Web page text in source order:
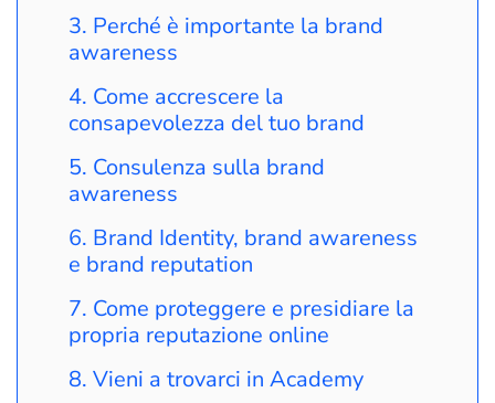
Perché è importante la brand
awareness
Come accrescere la
consapevolezza del tuo brand
Consulenza sulla brand
awareness
Brand Identity, brand awareness
e brand reputation
Come proteggere e presidiare la
propria reputazione online
Vieni a trovarci in Academy